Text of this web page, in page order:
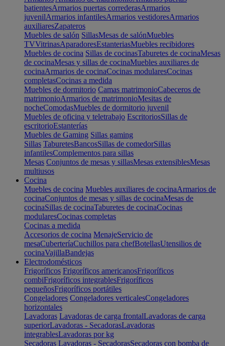
batientesArmarios puertas correderasArmarios
juvenilArmarios infantilesArmarios vestidoresArmarios
auxiliaresZapateros
Muebles de salón SillasMesas de salónMuebles
TVVitrinasAparadoresEstanteriasMuebles recibidores
Muebles de cocina Sillas de cocinasTaburetes de cocinaMesas
de cocinaMesas y sillas de cocinaMuebles auxiliares de
cocinaArmarios de cocinaCocinas modularesCocinas
completasCocinas a medida
Muebles de dormitorio Camas matrimonioCabeceros de
matrimonioArmarios de matrimonioMesitas de
nocheComodasMuebles de dormitorio juvenil
Muebles de oficina y teletrabajo EscritoriosSillas de
escritorioEstanterías
Muebles de Gaming Sillas gaming
Sillas TaburetesBancosSillas de comedorSillas
infantilesComplementos para sillas
Mesas Conjuntos de mesas y sillasMesas extensiblesMesas
multiusos
Cocina
Muebles de cocina Muebles auxiliares de cocinaArmarios de
cocinaConjuntos de mesas y sillas de cocinaMesas de
cocinaSillas de cocinaTaburetes de cocinaCocinas
modularesCocinas completas
Cocinas a medida
Accesorios de cocina MenajeServicio de
mesaCuberteríaCuchillos para chefBotellasUtensilios de
cocinaVajillaBandejas
Electrodomésticos
Frigoríficos Frigoríficos americanosFrigoríficos
combiFrigoríficos integrablesFrigoríficos
pequeñosFrigoríficos portátiles
Congeladores Congeladores verticalesCongeladores
horizontales
Lavadoras Lavadoras de carga frontalLavadoras de carga
superiorLavadoras - SecadorasLavadoras
integrablesLavadoras por kg
Secadoras Lavadoras - SecadorasSecadoras con bomba de